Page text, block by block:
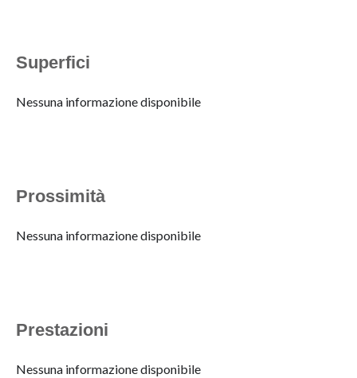
Superfici
Nessuna informazione disponibile
Prossimità
Nessuna informazione disponibile
Prestazioni
Nessuna informazione disponibile